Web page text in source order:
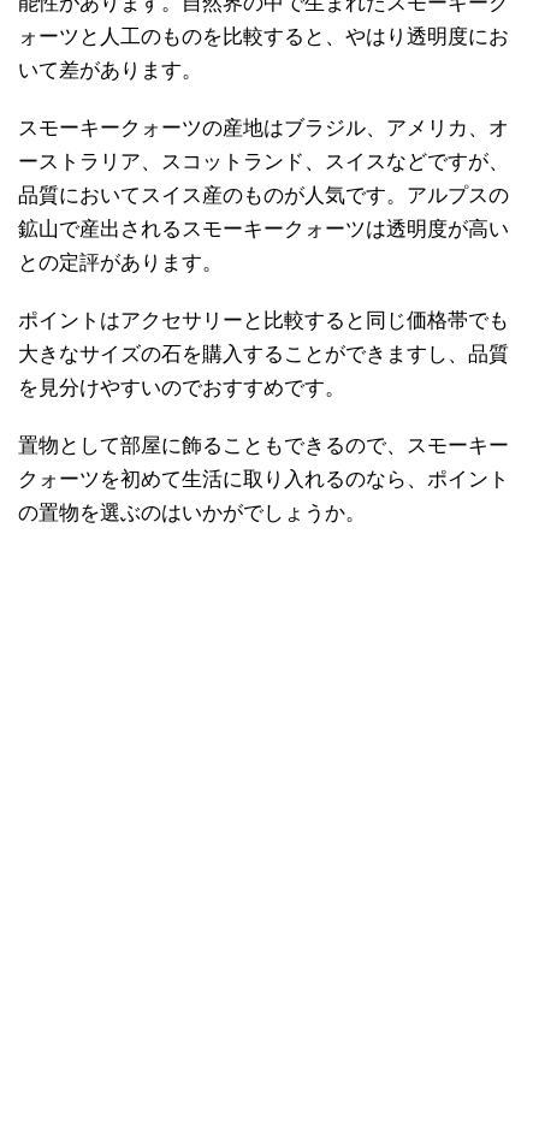
ォーツと人工のものを比較すると、やはり透明度にお
いて差があります。
スモーキークォーツの産地はブラジル、アメリカ、オ
ーストラリア、スコットランド、スイスなどですが、
品質においてスイス産のものが人気です。アルプスの
鉱山で産出されるスモーキークォーツは透明度が高い
との定評があります。
ポイントはアクセサリーと比較すると同じ価格帯でも
大きなサイズの石を購入することができますし、品質
を見分けやすいのでおすすめです。
置物として部屋に飾ることもできるので、スモーキー
クォーツを初めて生活に取り入れるのなら、ポイント
の置物を選ぶのはいかがでしょうか。